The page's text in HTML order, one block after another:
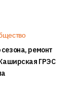
ремонт
ГРЭС